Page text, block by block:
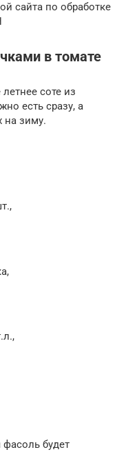
сайта по обработке
в томате
соте из
есть сразу, а
на зиму.
будет